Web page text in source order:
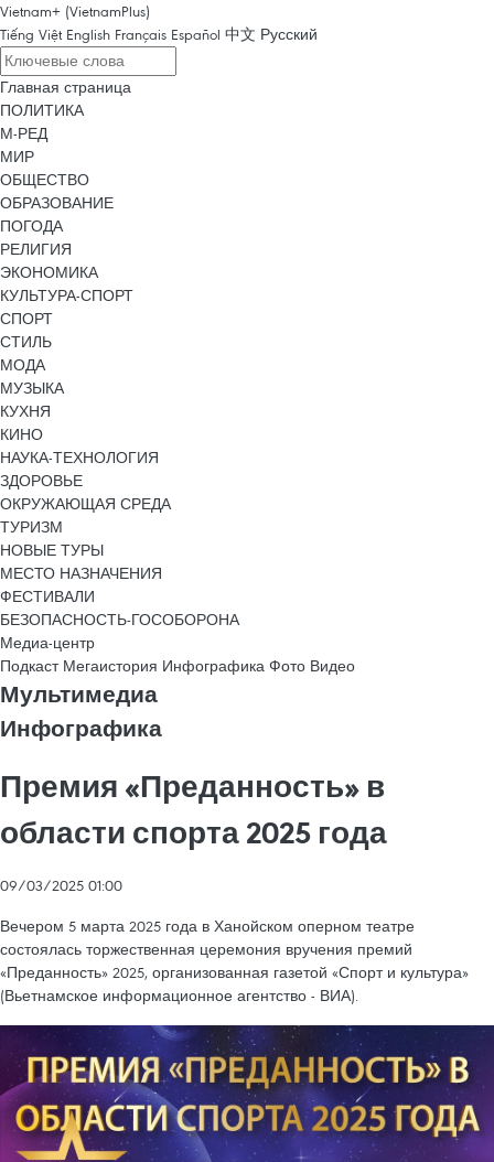
Vietnam+ (VietnamPlus)
Tiếng Việt English Français Español 中文 Русский
Главная страница
ПОЛИТИКА
М-РЕД
МИР
ОБЩЕСТВО
ОБРАЗОВАНИЕ
ПОГОДА
РЕЛИГИЯ
ЭКОНОМИКА
КУЛЬТУРА-СПОРТ
СПОРТ
СТИЛЬ
МОДА
МУЗЫКА
КУХНЯ
КИНО
НАУКА-ТЕХНОЛОГИЯ
ЗДОРОВЬЕ
ОКРУЖАЮЩАЯ СРЕДА
ТУРИЗМ
НОВЫЕ ТУРЫ
МЕСТО НАЗНАЧЕНИЯ
ФЕСТИВАЛИ
БЕЗОПАСНОСТЬ-ГОСОБОРОНА
Медиа-центр
Подкаст Мегаистория Инфографика Фото Видео
Мультимедиа
Инфографика
Премия «Преданность» в
области спорта 2025 года
09/03/2025 01:00
Вечером 5 марта 2025 года в Ханойском оперном театре
состоялась торжественная церемония вручения премий
«Преданность» 2025, организованная газетой «Спорт и культура»
(Вьетнамское информационное агентство - ВИА).